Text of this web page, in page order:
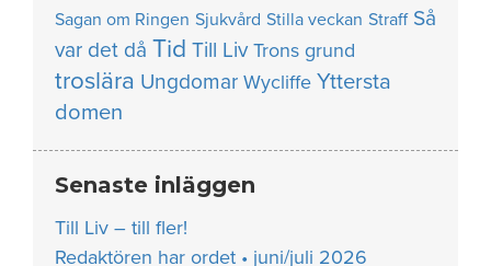
Sagan om Ringen Sjukvård Stilla veckan Straff Så
var det då Tid Till Liv Trons grund
troslära Ungdomar Wycliffe Yttersta
domen
Senaste inläggen
Till Liv – till fler!
Redaktören har ordet • juni/juli 2026